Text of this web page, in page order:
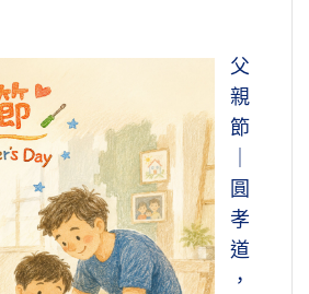
父
親
節
圓
孝
道
，